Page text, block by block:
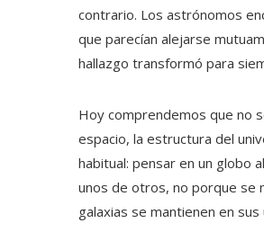
contrario. Los astrónomos
que parecían alejarse
hallazgo transformó para
Hoy comprendemos que no
espacio, la estructura del
habitual: pensar en un globo
unos de otros, no porque se
galaxias se mantienen en